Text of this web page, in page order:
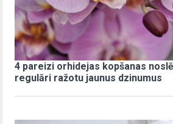
4 pareizi orhidejas kopšanas
regulāri ražotu jaunus dzinumus